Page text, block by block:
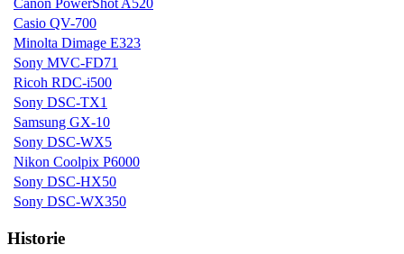
Casio QV-700
Minolta Dimage E323
Sony MVC-FD71
Ricoh RDC-i500
Sony DSC-TX1
Samsung GX-10
Sony DSC-WX5
Nikon Coolpix P6000
Sony DSC-HX50
Sony DSC-WX350
Historie